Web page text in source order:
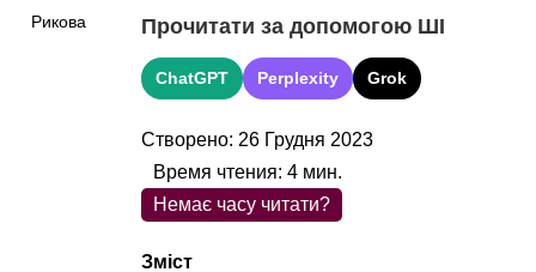
Рикова
Прочитати за допомогою ШІ
ChatGPT Perplexity Grok
Створено: 26 Грудня 2023
Немає часу читати?
Время чтения:4 мин.